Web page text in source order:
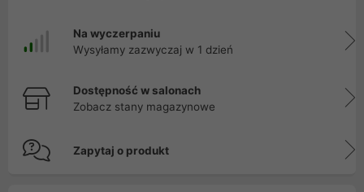
Na wyczerpaniu
Wysyłamy zazwyczaj w 1 dzień
Dostępność w salonach
Zobacz stany magazynowe
Zapytaj o produkt